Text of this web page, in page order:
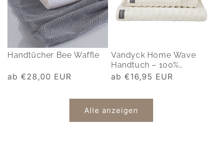
Handtücher Bee Waffle
Normaler
ab €28,00 EUR
Vandyck Home Wave
Handtuch – 100%
Baumwolle, 550 g/m²
Normaler
ab €16,95 EUR
Alle anzeigen